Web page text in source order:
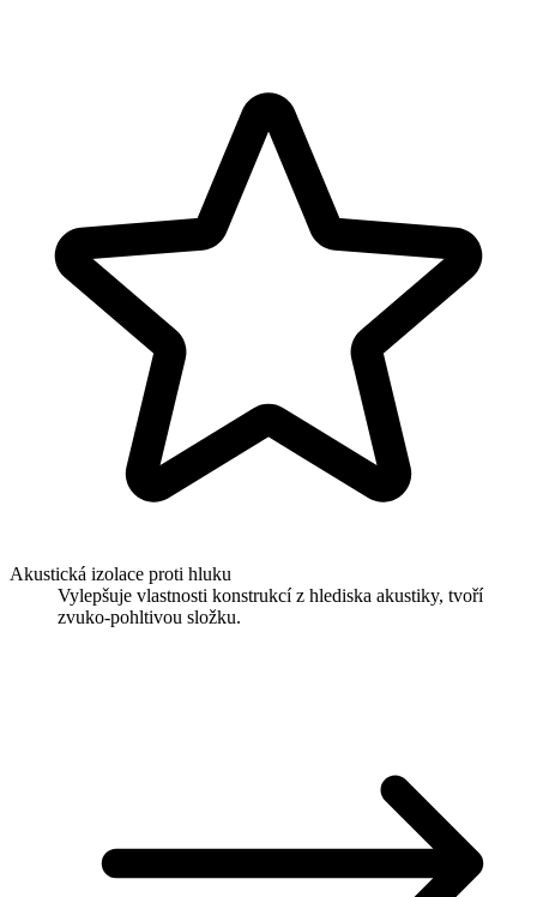
Akustická izolace proti hluku
Vylepšuje vlastnosti konstrukcí z hlediska akustiky, tvoří
zvuko-pohltivou složku.